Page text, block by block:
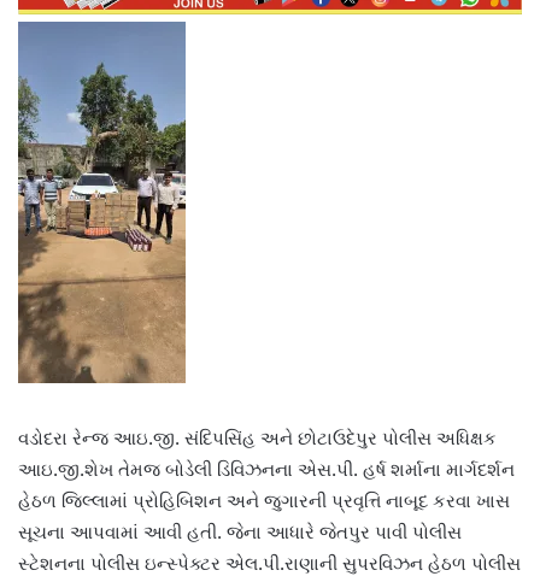
વડોદરા રેન્જ આઇ.જી. સંદિપસિંહ અને છોટાઉદેપુર પોલીસ અધિક્ષક
આઇ.જી.શેખ તેમજ બોડેલી ડિવિઝનના એસ.પી. હર્ષ શર્માના માર્ગદર્શન
હેઠળ જિલ્લામાં પ્રોહિબિશન અને જુગારની પ્રવૃત્તિ નાબૂદ કરવા ખાસ
સૂચના આપવામાં આવી હતી. જેના આધારે જેતપુર પાવી પોલીસ
સ્ટેશનના પોલીસ ઇન્સ્પેક્ટર એલ.પી.રાણાની સુપરવિઝન હેઠળ પોલીસ